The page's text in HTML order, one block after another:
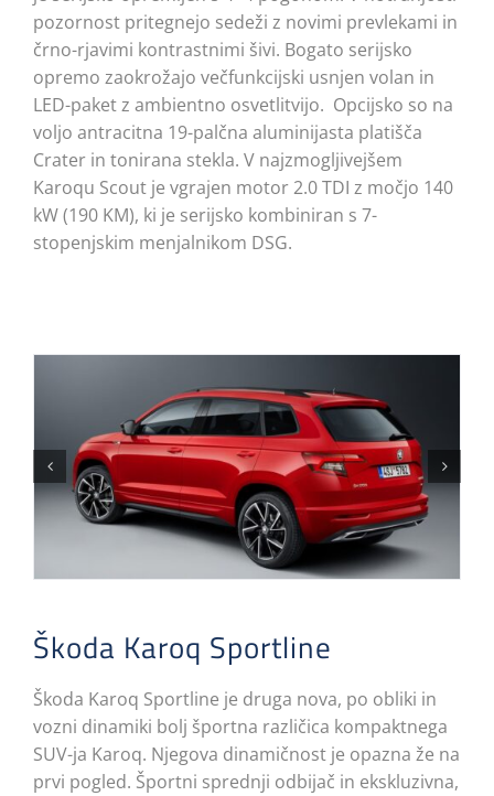
pozornost pritegnejo sedeži z novimi prevlekami in
črno-rjavimi kontrastnimi šivi. Bogato serijsko
opremo zaokrožajo večfunkcijski usnjen volan in
LED-paket z ambientno osvetlitvijo. Opcijsko so na
voljo antracitna 19-palčna aluminijasta platišča
Crater in tonirana stekla. V najzmogljivejšem
Karoqu Scout je vgrajen motor 2.0 TDI z močjo 140
kW (190 KM), ki je serijsko kombiniran s 7-
stopenjskim menjalnikom DSG.
Škoda Karoq Sportline
Škoda Karoq Sportline je druga nova, po obliki in
vozni dinamiki bolj športna različica kompaktnega
SUV-ja Karoq. Njegova dinamičnost je opazna že na
prvi pogled. Športni sprednji odbijač in ekskluzivna,